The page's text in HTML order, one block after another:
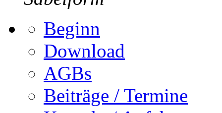
Beginn
Download
AGBs
Beiträge / Termine